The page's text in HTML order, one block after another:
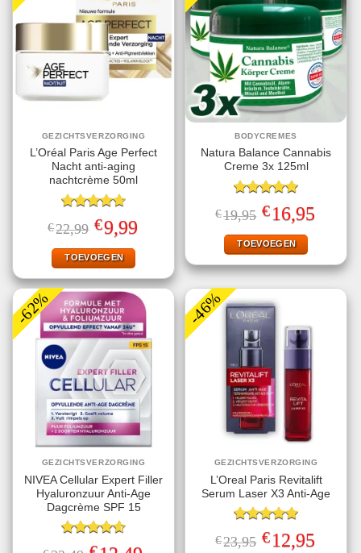
GEZICHTSVERZORGING
L’Oréal Paris Age Perfect
Nacht anti-aging
nachtcrème 50ml
Gewaardeerd
4.75uit 5
€22,99 Oorspronkelijke
prijs
was:
€22,99.
€9,99Huidige
prijs
TOEVOEGEN
BODYCREMES
Natura Balance Cannabis
Creme 3x 125ml
Gewaardeerd
5.00uit 5
€19,95 Oorspronkelijke
prijs
was:
€19,95.
€16,95prijs
TOEVOEGEN
-62%
GEZICHTSVERZORGING
NIVEA Cellular Expert Filler
Hyaluronzuur Anti-Age
Dagcrème SPF 15
Gewaardeerd
Oorspronkelijke
Huidige
-46%
GEZICHTSVERZORGING
L’Oreal Paris Revitalift
Serum Laser X3 Anti-Age
Gewaardeerd
5.00uit 5
€23,95 Oorspronkelijke
prijs
€12,95prijs